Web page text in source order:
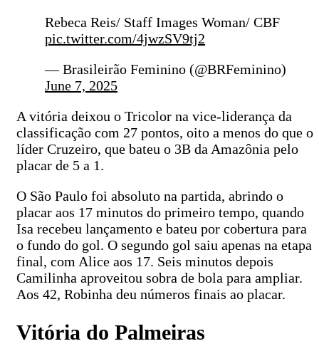
Rebeca Reis/ Staff Images Woman/ CBF
pic.twitter.com/4jwzSV9tj2
— Brasileirão Feminino (@BRFeminino)
June 7, 2025
A vitória deixou o Tricolor na vice-liderança da
classificação com 27 pontos, oito a menos do que o
líder Cruzeiro, que bateu o 3B da Amazônia pelo
placar de 5 a 1.
O São Paulo foi absoluto na partida, abrindo o
placar aos 17 minutos do primeiro tempo, quando
Isa recebeu lançamento e bateu por cobertura para
o fundo do gol. O segundo gol saiu apenas na etapa
final, com Alice aos 17. Seis minutos depois
Camilinha aproveitou sobra de bola para ampliar.
Aos 42, Robinha deu números finais ao placar.
Vitória do Palmeiras